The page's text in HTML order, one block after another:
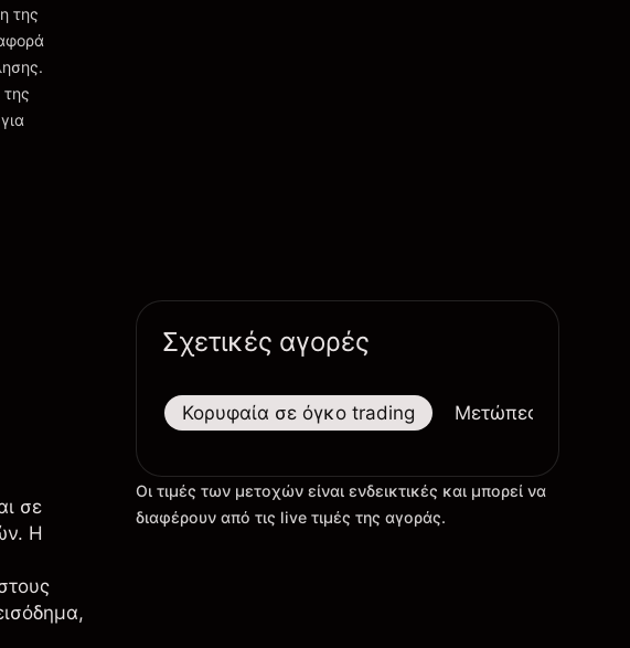
της
για
σε
Η
Σχετικές αγορές
Κορυφαία σε όγκο trading Μετώπες
Οι τιμές των μετοχών είναι ενδεικτικές και μπορεί να
διαφέρουν από τις live τιμές της αγοράς.